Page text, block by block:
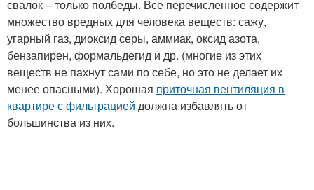
свалок – только полбеды. Все перечисленное содержит
множество вредных для человека веществ: сажу,
угарный газ, диоксид серы, аммиак, оксид азота,
бензапирен, формальдегид и др. (многие из этих
веществ не пахнут сами по себе, но это не делает их
менее опасными). Хорошая приточная вентиляция в
квартире с фильтрацией должна избавлять от
большинства из них.